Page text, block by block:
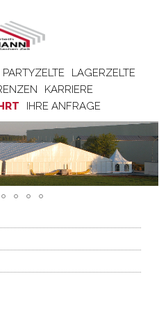
PARTYZELTE
LAGERZELTE
KARRIERE
IHRE ANFRAGE